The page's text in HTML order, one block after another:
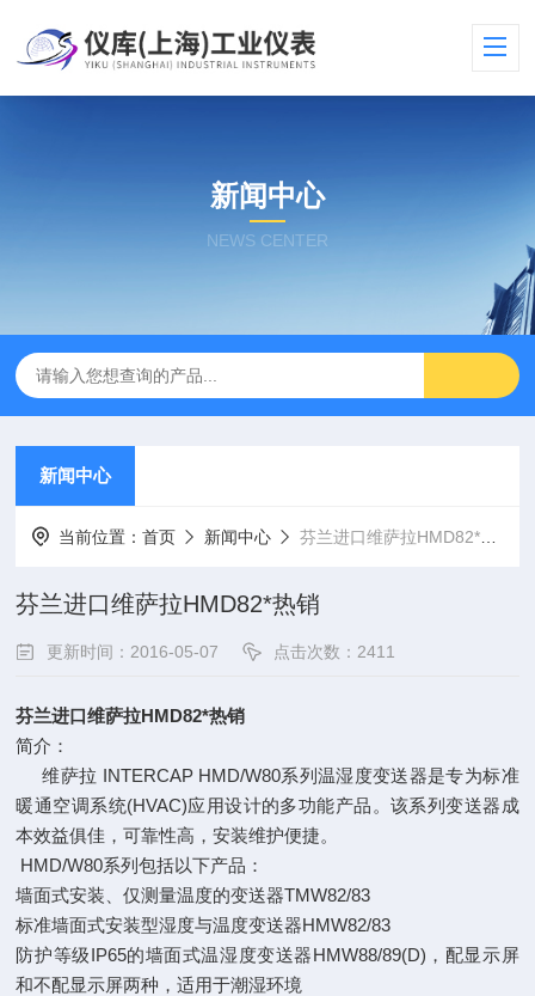
新闻中心
NEWS CENTER
新闻中心
当前位置：首页 新闻中心 芬兰进口维萨拉HMD82*热销
芬兰进口维萨拉HMD82*热销
更新时间：2016-05-07 点击次数：2411
芬兰进口维萨拉HMD82*热销
简介：
维萨拉 INTERCAP HMD/W80系列温湿度变送器是专为标准
暖通空调系统(HVAC)应用设计的多功能产品。该系列变送器成
本效益俱佳，可靠性高，安装维护便捷。
HMD/W80系列包括以下产品：
墙面式安装、仅测量温度的变送器TMW82/83
标准墙面式安装型湿度与温度变送器HMW82/83
防护等级IP65的墙面式温湿度变送器HMW88/89(D)，配显示屏
和不配显示屏两种，适用于潮湿环境